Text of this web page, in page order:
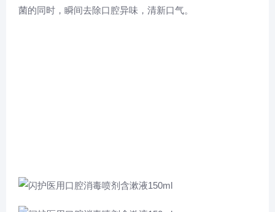
菌的同时，瞬间去除口腔异味，清新口气。